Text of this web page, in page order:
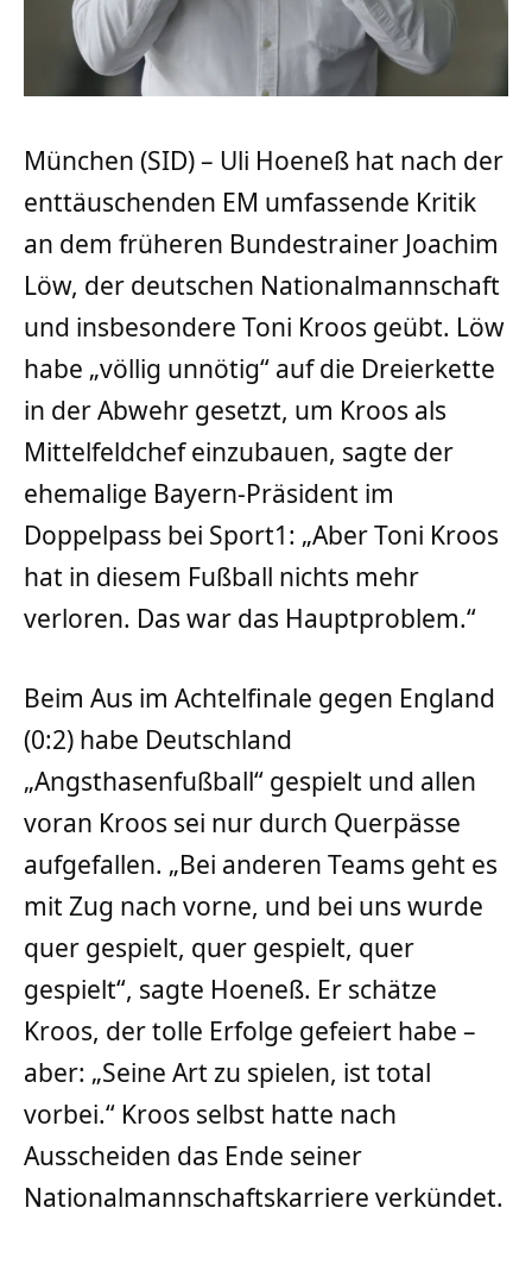
München (SID) – Uli Hoeneß hat nach der
enttäuschenden EM umfassende Kritik
an dem früheren Bundestrainer Joachim
Löw, der deutschen Nationalmannschaft
und insbesondere Toni Kroos geübt. Löw
habe „völlig unnötig“ auf die Dreierkette
in der Abwehr gesetzt, um Kroos als
Mittelfeldchef einzubauen, sagte der
ehemalige Bayern-Präsident im
Doppelpass bei Sport1: „Aber Toni Kroos
hat in diesem Fußball nichts mehr
verloren. Das war das Hauptproblem.“
Beim Aus im Achtelfinale gegen England
(0:2) habe Deutschland
„Angsthasenfußball“ gespielt und allen
voran Kroos sei nur durch Querpässe
aufgefallen. „Bei anderen Teams geht es
mit Zug nach vorne, und bei uns wurde
quer gespielt, quer gespielt, quer
gespielt“, sagte Hoeneß. Er schätze
Kroos, der tolle Erfolge gefeiert habe –
aber: „Seine Art zu spielen, ist total
vorbei.“ Kroos selbst hatte nach
Ausscheiden das Ende seiner
Nationalmannschaftskarriere verkündet.